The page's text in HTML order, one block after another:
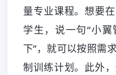
量专业课程。想要
学生，说一句“小
下”，就可以按照需
制训练计划。此外